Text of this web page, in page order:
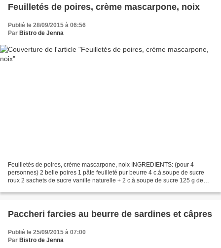
Feuilletés de poires, crème mascarpone, noix
Publié le 28/09/2015 à 06:56
Par Bistro de Jenna
Feuilletés de poires, crème mascarpone, noix INGREDIENTS: (pour 4
personnes) 2 belle poires 1 pâte feuilleté pur beurre 4 c.à.soupe de sucre
roux 2 sachets de sucre vanille naturelle + 2 c.à.soupe de sucre 125 g de
Paccheri farcies au beurre de sardines et câpres
Publié le 25/09/2015 à 07:00
Par Bistro de Jenna